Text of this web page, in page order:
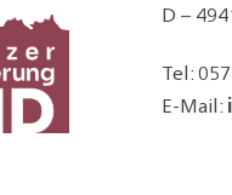
D –
Tel:
E-Mail: